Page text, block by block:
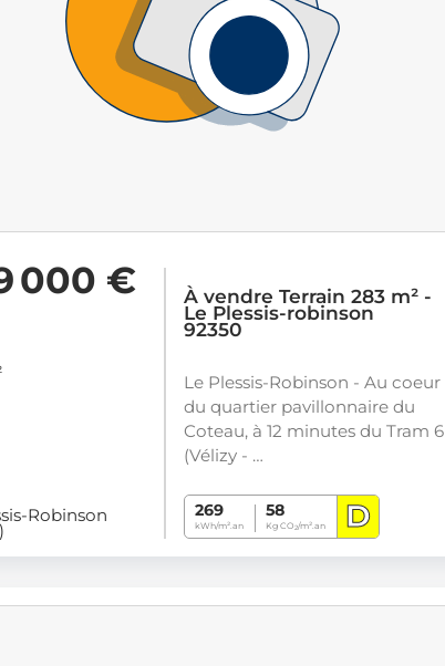
000 €
Robinson
À vendre Terrain 283 m² -
Le Plessis-robinson
92350
Le Plessis-Robinson - Au coeur
du quartier pavillonnaire du
Coteau, à 12 minutes du Tram 6
(Vélizy - …
269
kWh/m².an
58
Kg CO2/m².an D